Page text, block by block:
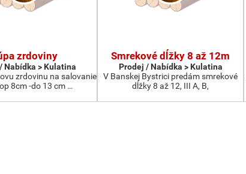
zrdoviny
Nabídka > Kulatina
zrdovinu na salovanie
8cm -do 13 cm …
Smrekové dĺžky 8 až 12m
Prodej / Nabídka > Kulatina
V Banskej Bystrici predám smrekové
dĺžky 8 až 12, III A, B,